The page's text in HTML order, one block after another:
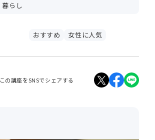
暮らし
おすすめ 女性に人気
この講座をSNSでシェアする